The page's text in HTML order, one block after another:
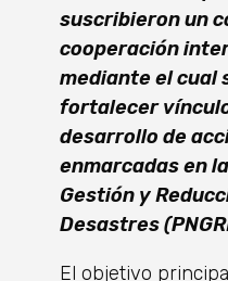
suscribieron un
cooperación
mediante el cual
fortalecer
desarrollo de
enmarcadas en
Gestión y
Desastres
El objetivo